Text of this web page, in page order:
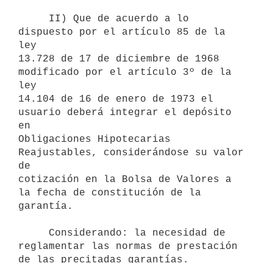
dispuesto por el artículo 85 de la
ley
13.728 de 17 de diciembre de 1968
modificado por el artículo 3º de la
ley
14.104 de 16 de enero de 1973 el
usuario deberá integrar el depósito
en
Obligaciones Hipotecarias
Reajustables, considerándose su valor
de
cotización en la Bolsa de Valores a
la fecha de constitución de la
garantía.
reglamentar las normas de prestación
de las precitadas garantías.